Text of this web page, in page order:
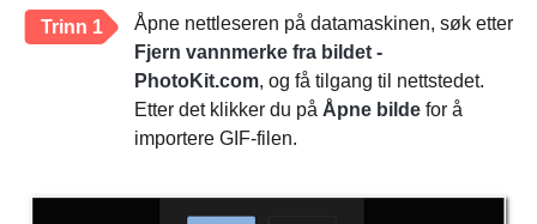
Trinn 1
Åpne nettleseren på datamaskinen, søk etter
Fjern vannmerke fra bildet -
PhotoKit.com, og få tilgang til nettstedet.
Etter det klikker du på Åpne bilde for å
importere GIF-filen.